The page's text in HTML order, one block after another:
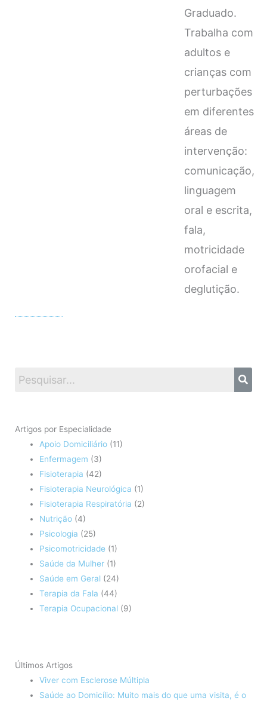
Graduado.
Trabalha com
adultos e
crianças com
perturbações
em diferentes
áreas de
intervenção:
comunicação,
linguagem
oral e escrita,
fala,
motricidade
orofacial e
deglutição.
Artigos por Especialidade
Apoio Domiciliário (11)
Enfermagem (3)
Fisioterapia (42)
Fisioterapia Neurológica (1)
Fisioterapia Respiratória (2)
Nutrição (4)
Psicologia (25)
Psicomotricidade (1)
Saúde da Mulher (1)
Saúde em Geral (24)
Terapia da Fala (44)
Terapia Ocupacional (9)
Últimos Artigos
Viver com Esclerose Múltipla
Saúde ao Domicílio: Muito mais do que uma visita, é o